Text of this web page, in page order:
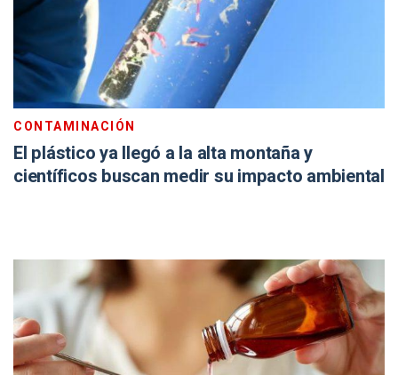
CONTAMINACIÓN
El plástico ya llegó a la alta montaña y
científicos buscan medir su impacto ambiental